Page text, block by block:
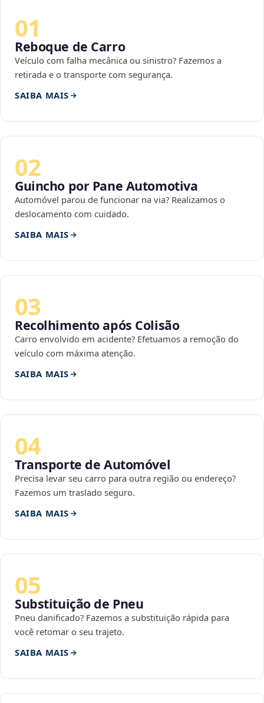
01
Reboque de Carro
Veículo com falha mecânica ou sinistro? Fazemos a
retirada e o transporte com segurança.
SAIBA MAIS
02
Guincho por Pane Automotiva
Automóvel parou de funcionar na via? Realizamos o
deslocamento com cuidado.
SAIBA MAIS
03
Recolhimento após Colisão
Carro envolvido em acidente? Efetuamos a remoção do
veículo com máxima atenção.
SAIBA MAIS
04
Transporte de Automóvel
Precisa levar seu carro para outra região ou endereço?
Fazemos um traslado seguro.
SAIBA MAIS
05
Substituição de Pneu
Pneu danificado? Fazemos a substituição rápida para
você retomar o seu trajeto.
SAIBA MAIS